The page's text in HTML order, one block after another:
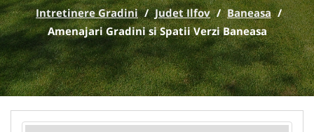
Intretinere Gradini / Judet Ilfov / Baneasa /
Amenajari Gradini si Spatii Verzi Baneasa